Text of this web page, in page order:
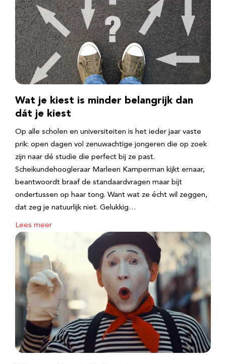
Wat je kiest is minder belangrijk dan
dát je kiest
Op alle scholen en universiteiten is het ieder jaar vaste
prik: open dagen vol zenuwachtige jongeren die op zoek
zijn naar dé studie die perfect bij ze past.
Scheikundehoogleraar Marleen Kamperman kijkt ernaar,
beantwoordt braaf de standaardvragen maar bijt
ondertussen op haar tong. Want wat ze écht wil zeggen,
dat zeg je natuurlijk niet. Gelukkig…
Lees meer